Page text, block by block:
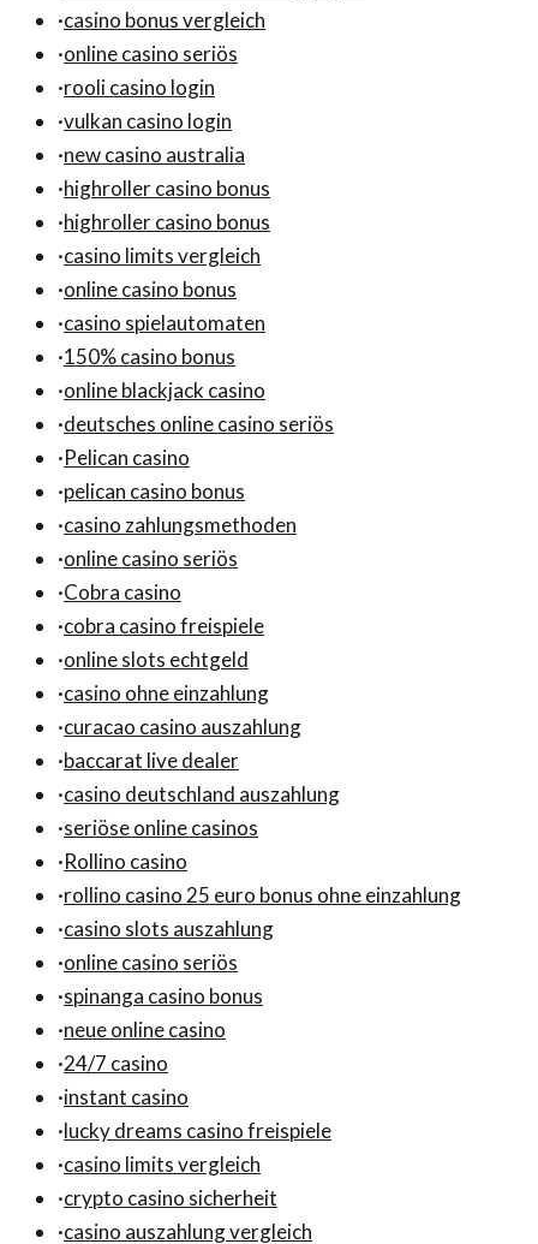
·casino bonus vergleich
·online casino seriös
·rooli casino login
·vulkan casino login
·new casino australia
·highroller casino bonus
·highroller casino bonus
·casino limits vergleich
·online casino bonus
·casino spielautomaten
·150% casino bonus
·online blackjack casino
·deutsches online casino seriös
·Pelican casino
·pelican casino bonus
·casino zahlungsmethoden
·online casino seriös
·Cobra casino
·cobra casino freispiele
·online slots echtgeld
·casino ohne einzahlung
·curacao casino auszahlung
·baccarat live dealer
·casino deutschland auszahlung
·seriöse online casinos
·Rollino casino
·rollino casino 25 euro bonus ohne einzahlung
·casino slots auszahlung
·online casino seriös
·spinanga casino bonus
·neue online casino
·24/7 casino
·instant casino
·lucky dreams casino freispiele
·casino limits vergleich
·crypto casino sicherheit
·casino auszahlung vergleich